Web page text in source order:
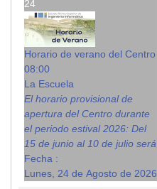
24
Horario de verano del Centro
08:00
La Escuela
El horario provisional de
apertura del Centro durante
el periodo estival 2026: Del
15 de junio al 10 de julio será
Fecha :
Lunes, 24 de Agosto de 2026